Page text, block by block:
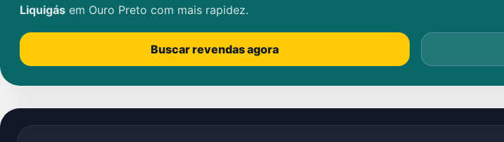
Liquigás em Ouro Preto com mais rapidez.
Buscar revendas agora